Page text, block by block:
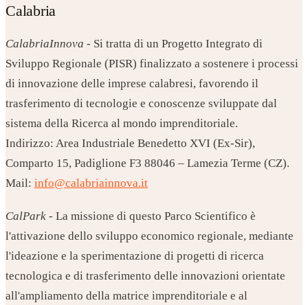
Calabria
CalabriaInnova - Si tratta di un Progetto Integrato di
Sviluppo Regionale (PISR) finalizzato a sostenere i processi
di innovazione delle imprese calabresi, favorendo il
trasferimento di tecnologie e conoscenze sviluppate dal
sistema della Ricerca al mondo imprenditoriale.
Indirizzo: Area Industriale Benedetto XVI (Ex-Sir),
Comparto 15, Padiglione F3 88046 – Lamezia Terme (CZ).
Mail: info@calabriainnova.it
CalPark - La missione di questo Parco Scientifico è
l'attivazione dello sviluppo economico regionale, mediante
l'ideazione e la sperimentazione di progetti di ricerca
tecnologica e di trasferimento delle innovazioni orientate
all'ampliamento della matrice imprenditoriale e al